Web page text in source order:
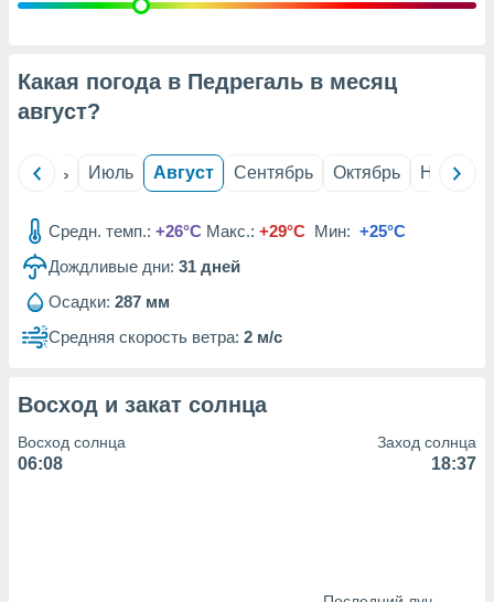
данных
рекламы
сведения
Какая погода в Педрегаль в месяц
август?
Июнь Июль Август Сентябрь Октябрь Ноябрь
Средн. темп.: +26°C Макс.: +29°C Мин: +25°C
Дождливые дни: 31 дней
Осадки: 287 мм
Средняя скорость ветра: 2 м/с
Восход и закат солнца
Восход солнца
06:08
Заход солнца
18:37